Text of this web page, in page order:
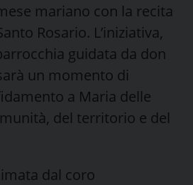
mariano con la recita
Rosario. L’iniziativa,
guidata da don
un momento di
a Maria delle
del territorio e del
dal coro